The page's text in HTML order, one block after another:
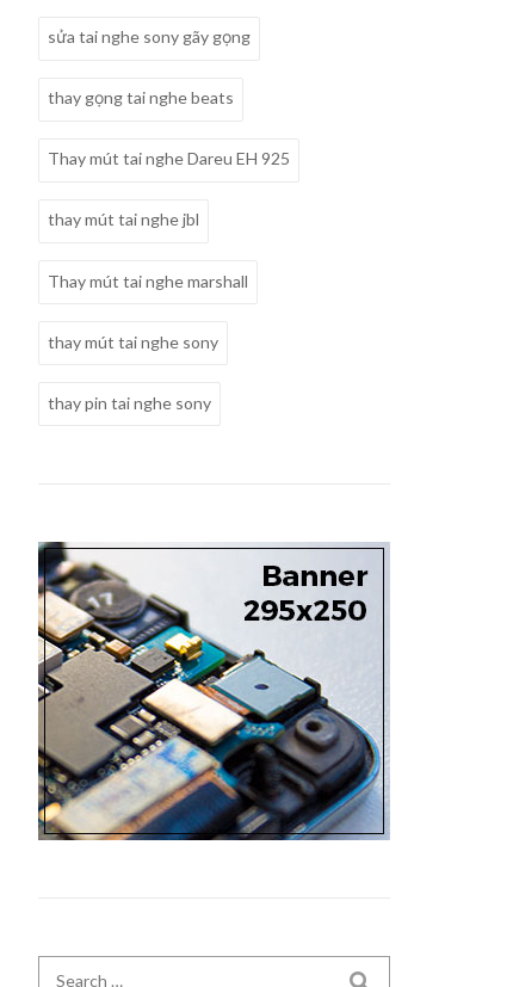
sửa tai nghe sony gãy gọng
thay gọng tai nghe beats
Thay mút tai nghe Dareu EH 925
thay mút tai nghe jbl
Thay mút tai nghe marshall
thay mút tai nghe sony
thay pin tai nghe sony
Search for: